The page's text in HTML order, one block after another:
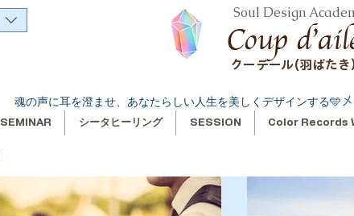
Soul Design
クーデール(羽ばたき
魂の声に耳を澄ませ、あなたらしい人生を美しくデザインする🩵
SEMINAR シータヒーリング SESSION Color Records